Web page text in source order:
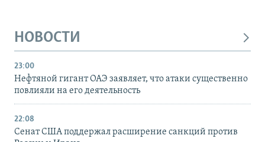
НОВОСТИ
23:00
Нефтяной гигант ОАЭ заявляет, что атаки существенно
повлияли на его деятельность
22:08
Сенат США поддержал расширение санкций против